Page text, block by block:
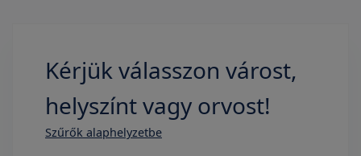
Kérjük válasszon várost,
helyszínt vagy orvost!
Szűrők alaphelyzetbe